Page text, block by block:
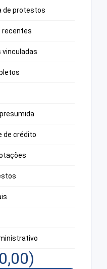
de protestos
recentes
vinculadas
de crédito
0,00)